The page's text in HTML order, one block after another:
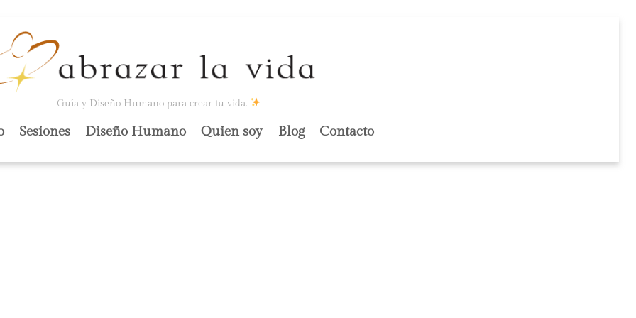
Guía y Diseño Humano para crear tu vida.
Sesiones Diseño Humano Quien soy Blog Contacto